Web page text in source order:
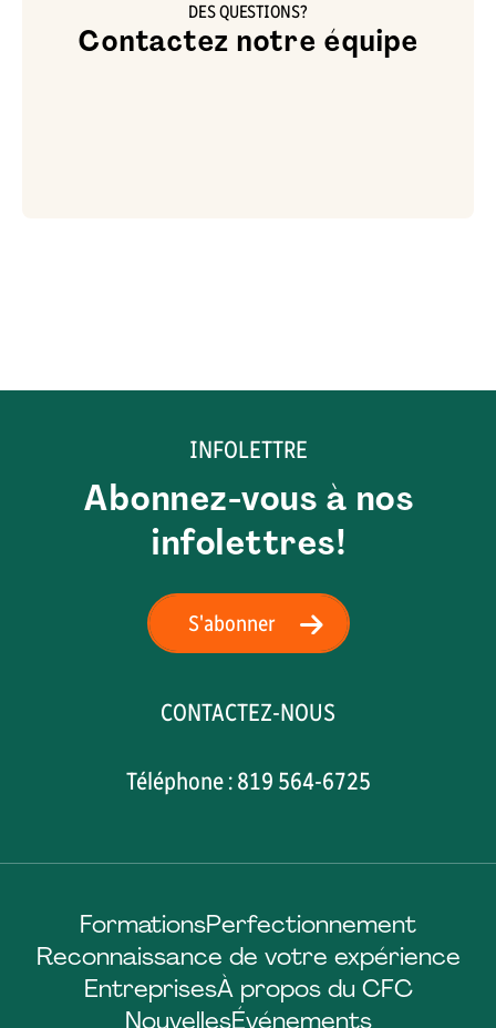
DES QUESTIONS?
Contactez notre équipe
INFOLETTRE
Abonnez-vous à nos
infolettres!
S'abonner
CONTACTEZ-NOUS
Téléphone : 819 564-6725
FormationsPerfectionnement
Reconnaissance de votre expérience
EntreprisesÀ propos du CFC
NouvellesÉvénements